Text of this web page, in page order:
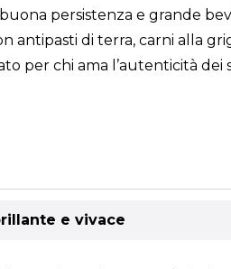
persistenza e grande
antipasti di terra, carni alla
per chi ama l’autenticità
e vivace